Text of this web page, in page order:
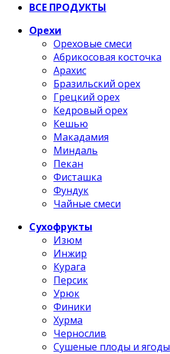
ВСЕ ПРОДУКТЫ
Орехи
Ореховые смеси
Абрикосовая косточка
Арахис
Бразильский орех
Грецкий орех
Кедровый орех
Кешью
Макадамия
Миндаль
Пекан
Фисташка
Фундук
Чайные смеси
Сухофрукты
Изюм
Инжир
Курага
Персик
Урюк
Финики
Хурма
Чернослив
Сушеные плоды и ягоды